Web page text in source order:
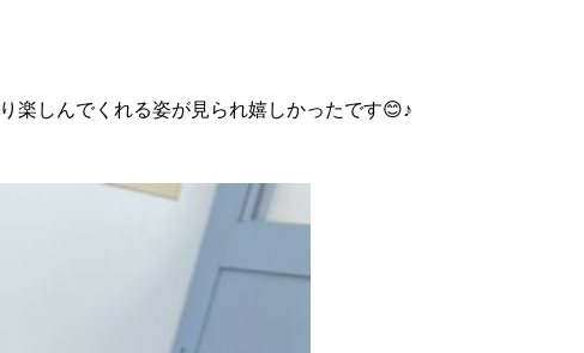
楽しんでくれる姿が見られ嬉しかったです😊♪